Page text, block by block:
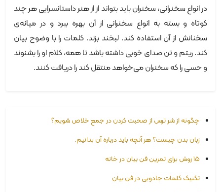
در انواع سخنرانی، سخنران باید بتواند از از هنر داستانسرایی هر چند
کوتاه و بسته به انواع سخنرانی از آن بهره ببرد و در میانه‌ی
سخنانش از آن استفاده کند. لبخند بزند. کلمات را با وضوح بیان
کند. ریتم و تن صدای خوبی داشته باشد تا همه، کلام او را بشنوند
و حسی را که سخنران می‌خواهد منتقل کند را دریافت کنند.
چگونه از شر ترس از صحبت کردن در جمع خلاص شویم؟
زبان بدن چیست؟ هر آنچه باید درباره آن بدانیم.
۱۵ روش برای تمرین فن بیان در خانه
تکنیک کلمات جادویی در فن بیان